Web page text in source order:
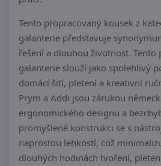
Tento propracovaný kousek z
galanterie představuje
řešení a dlouhou životnost.
galanterie slouží jako spolehlivý
domácí šití, pletení a kreativní
Prym a Addi jsou zárukou
ergonomického designu a
promyšlené konstrukci se s
naprostou lehkostí, což
dlouhých hodinách tvoření,